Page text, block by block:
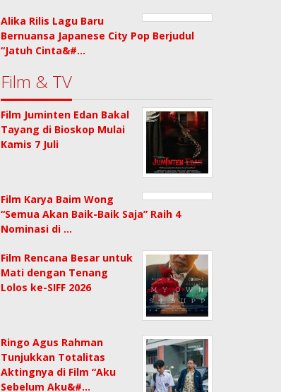
Alika Rilis Lagu Baru
Bernuansa Japanese City Pop Berjudul
“Jatuh Cinta&#…
Film & TV
Film Juminten Edan Bakal
Tayang di Bioskop Mulai
Kamis 7 Juli
Film Karya Baim Wong
“Semua Akan Baik-Baik Saja” Raih 4
Nominasi di …
Film Rencana Besar untuk
Mati dengan Tenang
Lolos ke-SIFF 2026
Ringo Agus Rahman
Tunjukkan Totalitas
Aktingnya di Film “Aku
Sebelum Aku&#…